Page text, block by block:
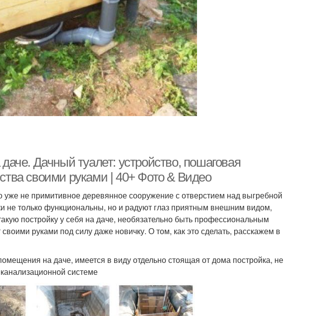
Дачный туалет: устройство, пошаговая
своими руками | 40+ Фото & Видео
не примитивное деревянное сооружение с отверстием над выгребной
только функциональны, но и радуют глаз приятным внешним видом,
постройку у себя на даче, необязательно быть профессиональным
руками под силу даже новичку. О том, как это сделать, расскажем в
на даче, имеется в виду отдельно стоящая от дома постройка, не
системе